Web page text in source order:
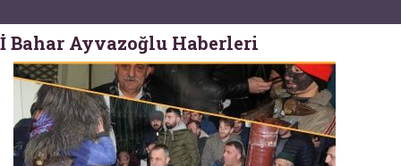
İ Bahar Ayvazoğlu Haberleri